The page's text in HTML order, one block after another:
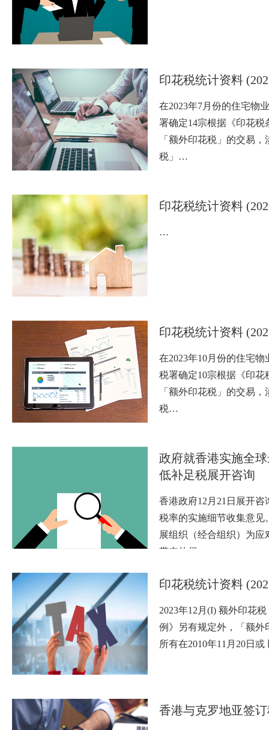
印花税统计资料
在2023年7月份的住宅物
署确定14宗根据《印花税
「额外印花税」的交易
税」…
印花税统计资料
…
印花税统计资料
在2023年10月份的住宅
税署确定10宗根据《印花
「额外印花税」的交易
税…
政府就香港实施全
低补足税展开咨询
香港政府12月21日展开咨
税率的实施细节收集意见
展组织（经合组织）为应
带来的侵…
印花税统计资料
2023年12月(I) 额外印花
例》另有规定外，「额外
所有在2010年11月20日
香港与克罗地亚签